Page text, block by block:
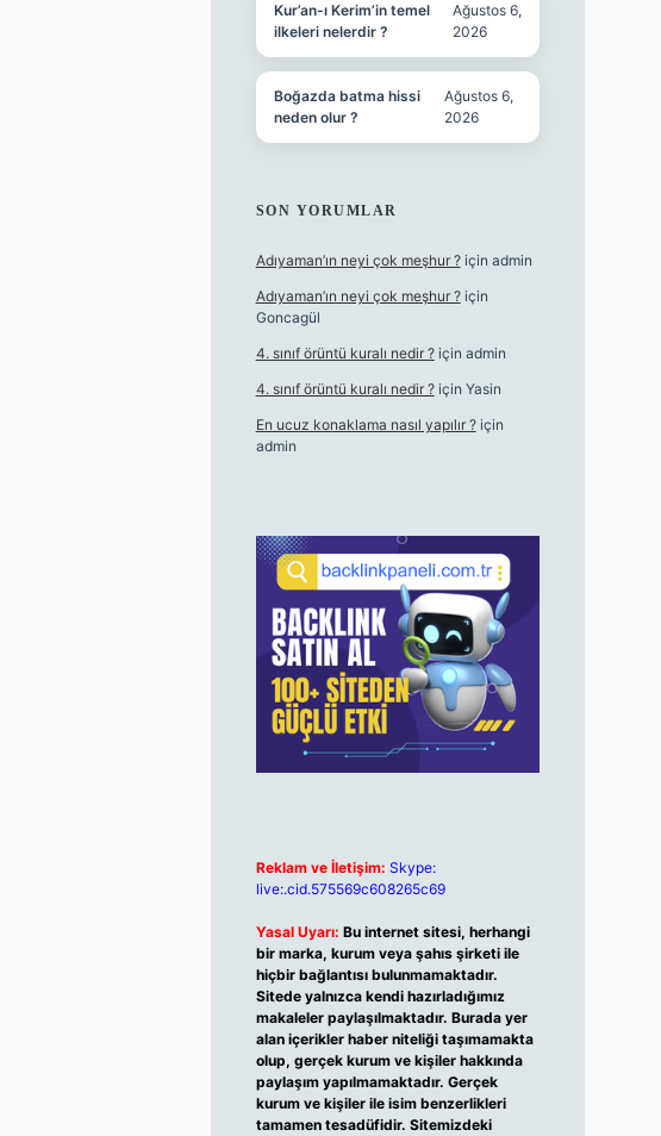
Kur’an-ı Kerim’in temel
ilkeleri nelerdir ?
Ağustos 6,
2026
Boğazda batma hissi
neden olur ?
Ağustos 6,
2026
SON YORUMLAR
Adıyaman’ın neyi çok meşhur ?için admin
Adıyaman’ın neyi çok meşhur ?için
Goncagül
4. sınıf örüntü kuralı nedir ?için admin
4. sınıf örüntü kuralı nedir ?için Yasin
En ucuz konaklama nasıl yapılır ?için
admin
Reklam ve İletişim: Skype:
live:.cid.575569c608265c69
Yasal Uyarı: Bu internet sitesi, herhangi
bir marka, kurum veya şahıs şirketi ile
hiçbir bağlantısı bulunmamaktadır.
Sitede yalnızca kendi hazırladığımız
makaleler paylaşılmaktadır. Burada yer
alan içerikler haber niteliği taşımamakta
olup, gerçek kurum ve kişiler hakkında
paylaşım yapılmamaktadır. Gerçek
kurum ve kişiler ile isim benzerlikleri
tamamen tesadüfidir. Sitemizdeki